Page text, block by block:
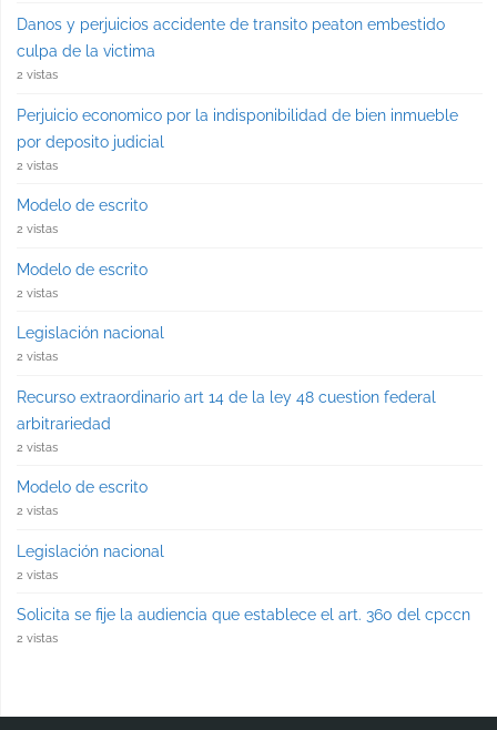
Danos y perjuicios accidente de transito peaton embestido
culpa de la victima
2 vistas
Perjuicio economico por la indisponibilidad de bien inmueble
por deposito judicial
2 vistas
Modelo de escrito
2 vistas
Modelo de escrito
2 vistas
Legislación nacional
2 vistas
Recurso extraordinario art 14 de la ley 48 cuestion federal
arbitrariedad
2 vistas
Modelo de escrito
2 vistas
Legislación nacional
2 vistas
Solicita se fije la audiencia que establece el art. 360 del cpccn
2 vistas